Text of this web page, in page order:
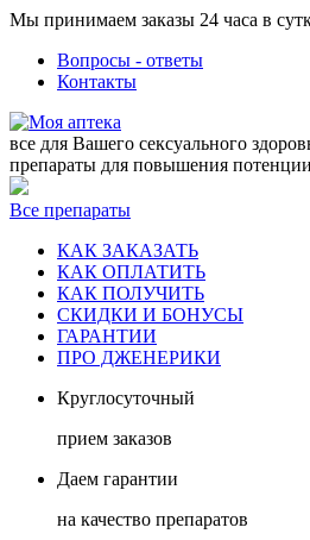
Мы принимаем заказы 24 часа в
Вопросы - ответы
Контакты
все для Вашего сексуального
препараты для повышения потенции
Все препараты
КАК ЗАКАЗАТЬ
КАК ОПЛАТИТЬ
КАК ПОЛУЧИТЬ
СКИДКИ И БОНУСЫ
ГАРАНТИИ
ПРО ДЖЕНЕРИКИ
Круглосуточный
прием заказов
Даем гарантии
на качество препаратов